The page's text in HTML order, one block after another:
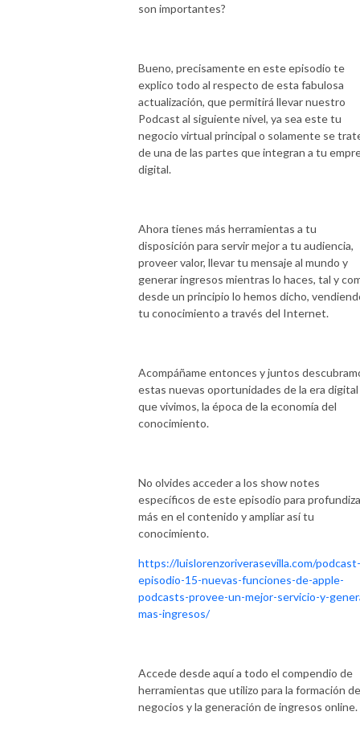
son importantes?
Bueno, precisamente en este episodio te
explico todo al respecto de esta fabulosa
actualización, que permitirá llevar nuestro
Podcast al siguiente nivel, ya sea este tu
negocio virtual principal o solamente se
de una de las partes que integran a tu
digital.
Ahora tienes más herramientas a tu
disposición para servir mejor a tu audiencia,
proveer valor, llevar tu mensaje al mundo y
generar ingresos mientras lo haces, tal y
desde un principio lo hemos dicho,
tu conocimiento a través del Internet.
Acompáñame entonces y juntos
estas nuevas oportunidades de la era
que vivimos, la época de la economía del
conocimiento.
No olvides acceder a los show notes
específicos de este episodio para
más en el contenido y ampliar así tu
conocimiento.
https://luislorenzoriverasevilla.com/podcast-
episodio-15-nuevas-funciones-de-apple-
podcasts-provee-un-mejor-servicio-y-
mas-ingresos/
Accede desde aquí a todo el compendio de
herramientas que utilizo para la formación de
negocios y la generación de ingresos online.